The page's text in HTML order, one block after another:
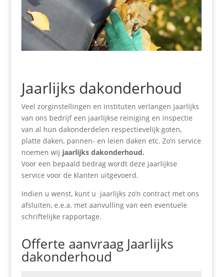
Jaarlijks dakonderhoud
Veel zorginstellingen en instituten verlangen jaarlijks
van ons bedrijf een jaarlijkse reiniging en inspectie
van al hun dakonderdelen respectievelijk goten,
platte daken, pannen- en leien daken etc. Zo’n service
noemen wij jaarlijks dakonderhoud.
Voor een bepaald bedrag wordt deze jaarlijkse
service voor de klanten uitgevoerd.
Indien u wenst, kunt u jaarlijks zo’n contract met ons
afsluiten, e.e.a. met aanvulling van een eventuele
schriftelijke rapportage.
Offerte aanvraag Jaarlijks
dakonderhoud